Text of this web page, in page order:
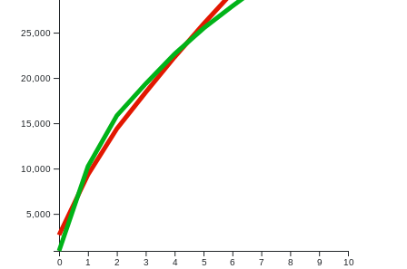
0 1 2 3 4 5 6 7 8 9 10
5,000
10,000
15,000
20,000
25,000